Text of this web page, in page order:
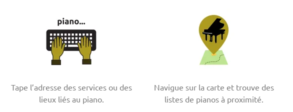
Tape l’adresse des services ou des
lieux liés au piano.
Navigue sur la carte et trouve des
listes de pianos à proximité.